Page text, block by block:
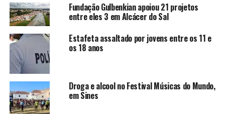
Fundação Gulbenkian apoiou 21 projetos
entre eles 3 em Alcácer do Sal
Estafeta assaltado por jovens entre os 11 e
os 18 anos
Droga e alcool no Festival Músicas do Mundo,
em Sines